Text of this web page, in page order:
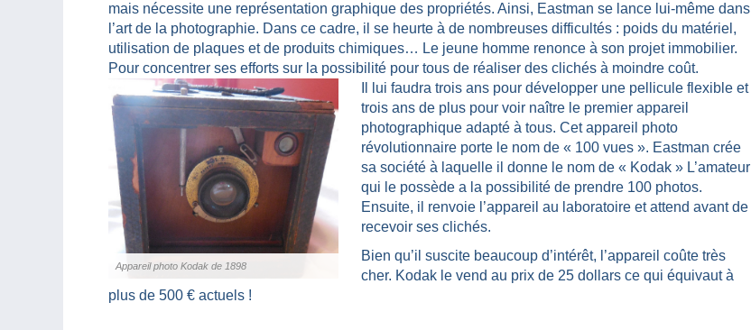
mais nécessite une représentation graphique des propriétés. Ainsi, Eastman se lance lui-même dans
l’art de la photographie. Dans ce cadre, il se heurte à de nombreuses difficultés : poids du matériel,
utilisation de plaques et de produits chimiques… Le jeune homme renonce à son projet immobilier.
Pour concentrer ses efforts sur la possibilité pour tous de réaliser des clichés à moindre coût.
Appareil photo Kodak de 1898
Il lui faudra trois ans pour développer une pellicule flexible et
trois ans de plus pour voir naître le premier appareil
photographique adapté à tous. Cet appareil photo
révolutionnaire porte le nom de « 100 vues ». Eastman crée
sa société à laquelle il donne le nom de « Kodak » L’amateur
qui le possède a la possibilité de prendre 100 photos.
Ensuite, il renvoie l’appareil au laboratoire et attend avant de
recevoir ses clichés.
Bien qu’il suscite beaucoup d’intérêt, l’appareil coûte très
cher. Kodak le vend au prix de 25 dollars ce qui équivaut à
plus de 500 € actuels !